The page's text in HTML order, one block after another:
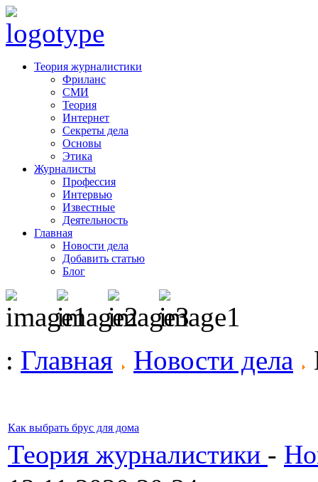
Теория журналистики
Фриланс
СМИ
Теория
Интернет
Секреты дела
Основы
Этика
Журналисты
Профессия
Интервью
Известные
Деятельность
Главная
Новости дела
Добавить статью
Блог
: Главная Новости дела
Как выбрать брус для дома
Теория журналистики -